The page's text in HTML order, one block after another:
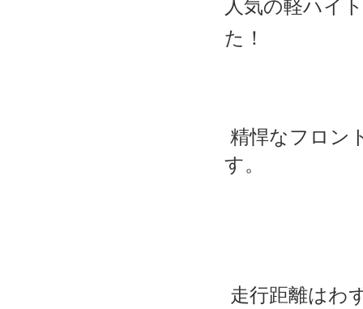
人気の軽ハイ
た！
す。
走行距離はわ